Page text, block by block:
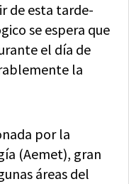
de esta tarde-
se espera que
el día de
la
por la
(Aemet), gran
áreas del